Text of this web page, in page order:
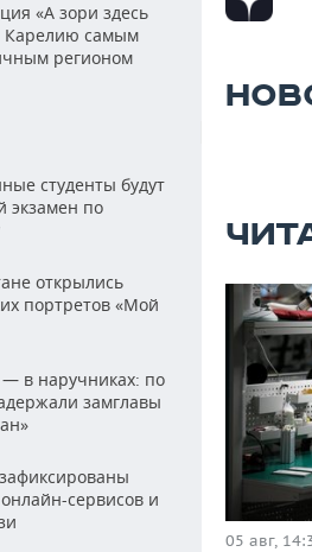
«А зори здесь
Карелию самым
регионом
студенты будут
экзамен по
открылись
портретов «Мой
в наручниках: по
замглавы
сервисов и
05 авг,